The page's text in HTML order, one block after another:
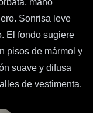
Sonrisa leve
El fondo sugiere
pisos de mármol y
suave y difusa
de vestimenta.